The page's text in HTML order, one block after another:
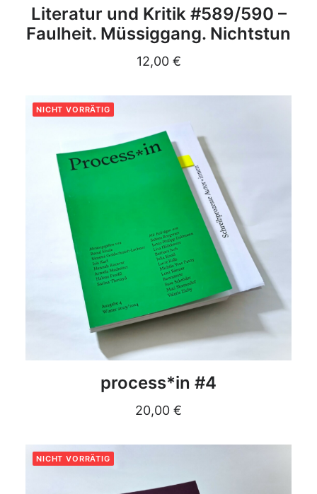
DETAILS
Literatur und Kritik #589/590 –
Faulheit. Müssiggang. Nichtstun
12,00 €
NICHT VORRÄTIG
DETAILS
process*in #4
20,00 €
NICHT VORRÄTIG